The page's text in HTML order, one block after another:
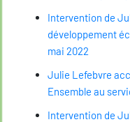
Intervention de
développement
mai 2022
Julie Lefebvre
Ensemble au
Intervention de